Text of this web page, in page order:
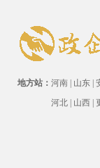
地方站： 河南 山东
河北
山西